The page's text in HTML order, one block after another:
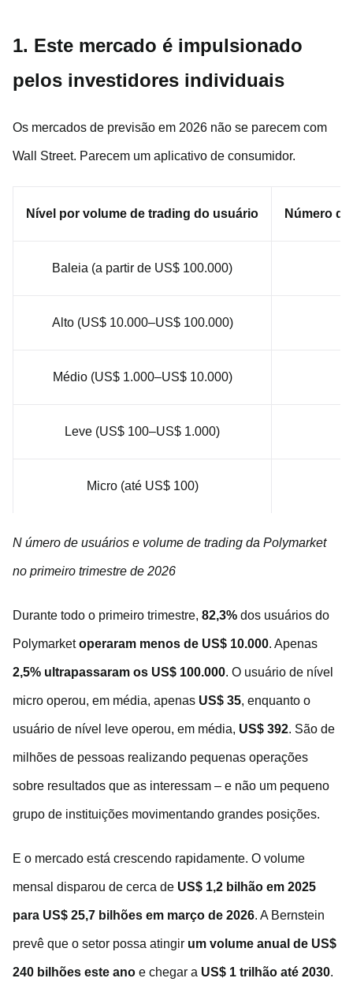
1. Este mercado é impulsionado
pelos investidores individuais
Os mercados de previsão em 2026 não se parecem com
Wall Street. Parecem um aplicativo de consumidor.
Nível por volume de trading do usuário Número
Baleia (a partir de US$ 100.000)
Alto (US$ 10.000–US$ 100.000)
Médio (US$ 1.000–US$ 10.000)
Leve (US$ 100–US$ 1.000)
Micro (até US$ 100)
N úmero de usuários e volume de trading da Polymarket
no primeiro trimestre de 2026
Durante todo o primeiro trimestre, 82,3% dos usuários do
Polymarketoperaram menos de US$ 10.000. Apenas
2,5% ultrapassaram os US$ 100.000. O usuário de nível
micro operou, em média, apenas US$ 35, enquanto o
usuário de nível leve operou, em média, US$ 392. São de
milhões de pessoas realizando pequenas operações
sobre resultados que as interessam – e não um pequeno
grupo de instituições movimentando grandes posições.
E o mercado está crescendo rapidamente. O volume
mensal disparou de cerca de US$ 1,2 bilhão em 2025
para US$ 25,7 bilhões em março de 2026. A Bernstein
prevê que o setor possa atingir um volume anual de US$
240 bilhões este ano e chegar a US$ 1 trilhão até 2030.